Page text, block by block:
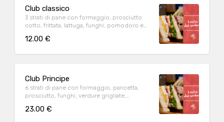
Club classico
3 strati di pane con formaggio, prosciutto
cotto, frittata, lattuga, funghi, pomodoro e
12.00 €
Club Principe
6 strati di pane con formaggio, pancetta,
prosciutto, funghi, verdure grigliate,
23.00 €